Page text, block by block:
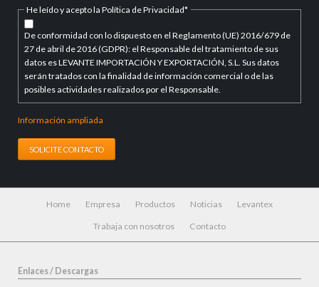
Campo
obligatorio
He leído y acepto la Política de Privacidad*
De conformidad con lo dispuesto en el Reglamento (UE) 2016/679 de
27 de abril de 2016 (GDPR): el Responsable del tratamiento de sus
datos es LEVANTE IMPORTACIÓN Y EXPORTACIÓN, S.L. Sus datos
serán tratados con la finalidad de información comercial o de las
posibles actividades realizados por el Responsable.
Información ampliada
SOLICITE CONTACTO
Home Empresa Productos Noticias Levantex
Trabaja con nosotros Contacto
Enlaces / Descargas